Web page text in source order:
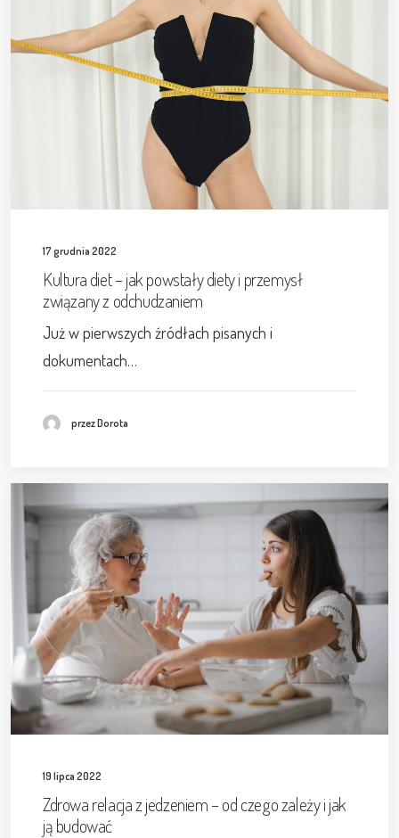
17 grudnia 2022
Kultura diet – jak powstały diety i przemysł
związany z odchudzaniem
Już w pierwszych źródłach pisanych i
dokumentach…
przez Dorota
19 lipca 2022
Zdrowa relacja z jedzeniem – od czego zależy i jak
ją budować